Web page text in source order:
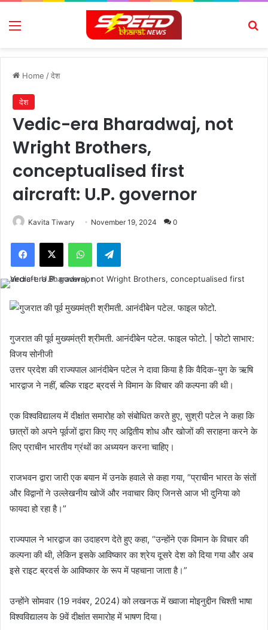
Menu
Home /देश
देश
Vedic-era Bharadwaj, not
Wright Brothers,
conceptualised first
aircraft: U.P. governor
Kavita Tiwary November 19, 2024 0
Facebook
X WhatsAppTelegram
गुजरात की पूर्व मुख्यमंत्री श्रीमती. आनंदीबेन पटेल. फाइल फोटो. | फोटो साभार:
विजय सोनीजी
उत्तर प्रदेश की राज्यपाल आनंदीबेन पटेल ने दावा किया है कि वैदिक-युग के ऋषि
भारद्वाज ने नहीं, बल्कि राइट ब्रदर्स ने विमान के विचार की कल्पना की थी।
एक विश्वविद्यालय में दीक्षांत समारोह को संबोधित करते हुए, सुश्री पटेल ने कहा कि
छात्रों को अपने पूर्वजों द्वारा किए गए अद्वितीय शोध और खोजों की सराहना करने के
लिए प्राचीन भारतीय ग्रंथों का अध्ययन करना चाहिए।
राजभवन द्वारा जारी एक बयान में उनके हवाले से कहा गया, “प्राचीन भारत के संतों
और विद्वानों ने उल्लेखनीय खोजें और नवाचार किए जिनसे आज भी दुनिया को
फायदा हो रहा है।”
राज्यपाल ने भारद्वाज का उदाहरण देते हुए कहा, “उन्होंने एक विमान के विचार की
कल्पना की थी, लेकिन इसके आविष्कार का श्रेय दूसरे देश को दिया गया और अब
इसे राइट ब्रदर्स के आविष्कार के रूप में पहचाना जाता है।”
उन्होंने सोमवार (19 नवंबर, 2024) को लखनऊ में ख्वाजा मोइनुद्दीन चिश्ती भाषा
विश्वविद्यालय के 9वें दीक्षांत समारोह में भाषण दिया।